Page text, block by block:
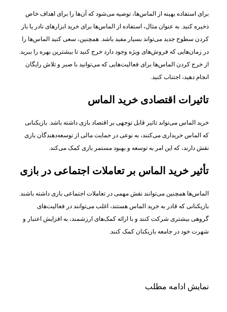
برای استفاده بهینه از الماس‌ها، توصیه می‌شود که آن‌ها را برای اهداف خاص
ذخیره کنید. به عنوان مثال، استفاده از الماس‌ها برای خرید ابزارهای نادر یا باز
کردن سطوح جدید می‌تواند بسیار مفید باشد. همچنین، سعی کنید الماس‌ها را
در زمان‌هایی که فروش‌های ویژه وجود دارد خرج کنید تا بیشترین بهره را ببرید.
از خرج کردن الماس‌ها برای فعالیت‌هایی که می‌توانید با صبر و تلاش رایگان
انجام دهید، اجتناب کنید.
تاثیرات اقتصادی خرید الماس
خرید الماس می‌تواند تاثیر قابل توجهی بر اقتصاد بازی داشته باشد. بازیکنانی
که الماس خریداری می‌کنند، به نوعی در حمایت مالی از توسعه‌دهندگان بازی
نقش دارند، که این امر به توسعه و بهبود مستمر بازی کمک می‌کند.
تأثیر خرید الماس بر تعاملات اجتماعی در بازی
الماس‌ها همچنین می‌توانند نقش مهمی در تعاملات اجتماعی بازی داشته باشند.
بازیکنانی که قادر به خرید الماس هستند، اغلب می‌توانند در فعالیت‌های
گروهی بیشتری شرکت کنند و با ارائه کمک‌های ارزشمند، به افزایش اعتبار و
شهرت خود در جامعه بازیکنان کمک کنند.
نمایش ادامه مطلب